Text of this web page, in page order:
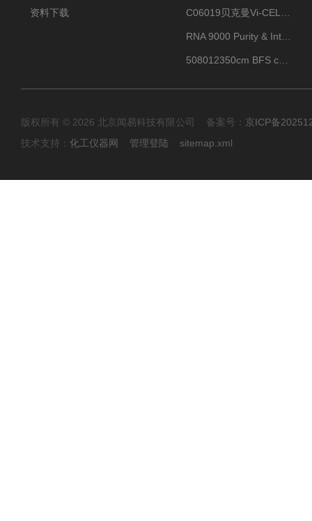
资料下载
版权所有 © 2026 北京闻易科技有限公司 备案号： 京ICP备
技术支持： 化工仪器网 管理登陆 sitemap.xml